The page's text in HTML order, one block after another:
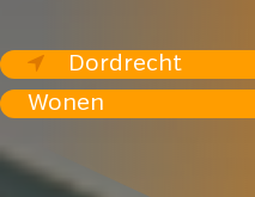
Dordrecht
Wonen